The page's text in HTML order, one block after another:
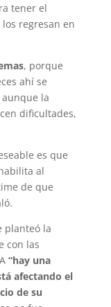
tener el
regresan en
, porque
ahí se
la
dificultades,
es que
al
de que
planteó la
con las
“hay una
afectando el
de su